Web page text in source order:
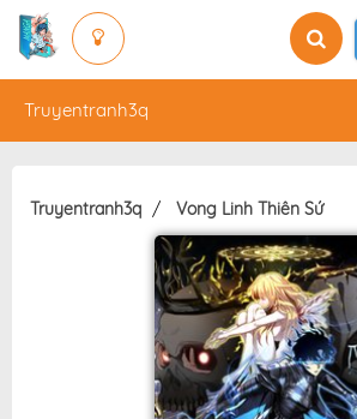
Truyentranh3q
Truyentranh3q Vong Linh Thiên Sứ